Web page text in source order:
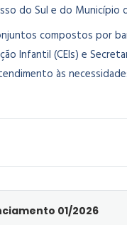
do Sul e do Município
compostos por
Infantil (CEIs) e
às
01/2026